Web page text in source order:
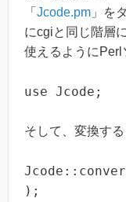
「 Jcode.pm 」を
にcgiと同じ階層
使えるようにPerl
use Jcode;
そして、変換す
);